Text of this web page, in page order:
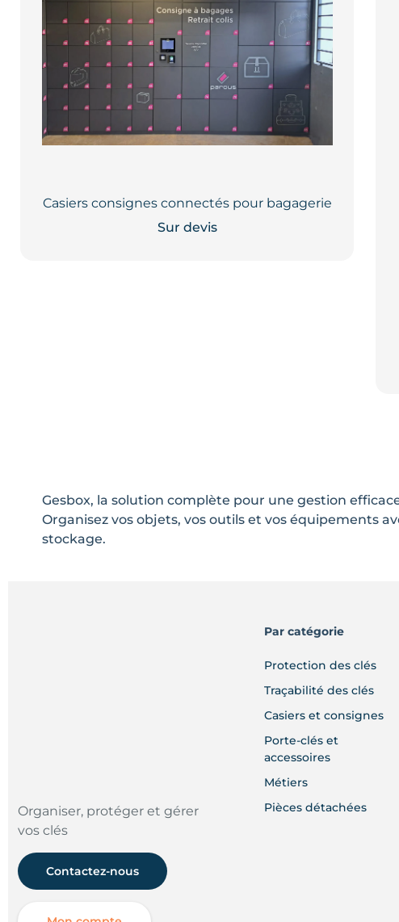
Casiers consignes connectés pour bagagerie
Sur devis
Gesbox, la solution complète pour une gestion
Organisez vos objets, vos outils et vos équipements
stockage.
Organiser, protéger et gérer
vos clés
Contactez-nous
Par catégorie
Protection des clés
Traçabilité des clés
Casiers et consignes
Porte-clés et
accessoires
Métiers
Pièces détachées